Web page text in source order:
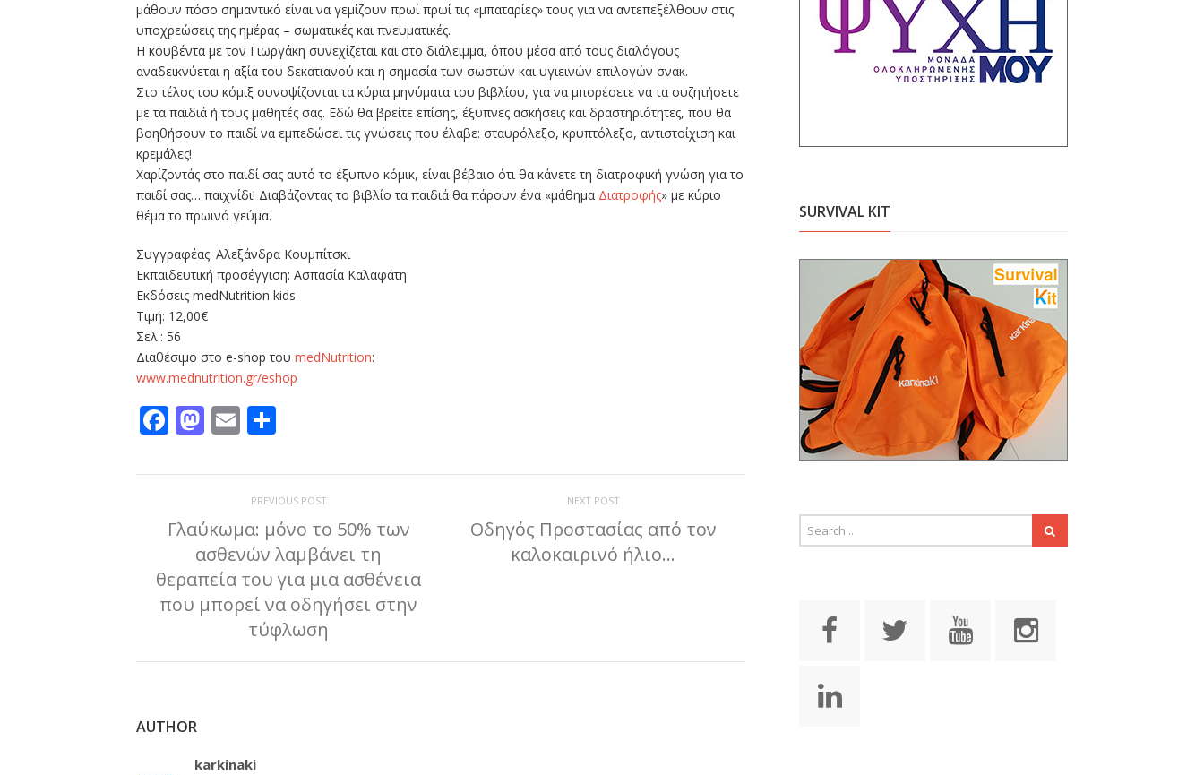
μάθουν πόσο σημαντικό είναι να γεμίζουν πρωί πρωί τις «μπαταρίες» τους για να αντεπεξέλθουν στις
υποχρεώσεις της ημέρας – σωματικές και πνευματικές.
Η κουβέντα με τον Γιωργάκη συνεχίζεται και στο διάλειμμα, όπου μέσα από τους διαλόγους
αναδεικνύεται η αξία του δεκατιανού και η σημασία των σωστών και υγιεινών επιλογών σνακ.
Στο τέλος του κόμιξ συνοψίζονται τα κύρια μηνύματα του βιβλίου, για να μπορέσετε να τα συζητήσετε
με τα παιδιά ή τους μαθητές σας. Εδώ θα βρείτε επίσης, έξυπνες ασκήσεις και δραστηριότητες, που θα
βοηθήσουν το παιδί να εμπεδώσει τις γνώσεις που έλαβε: σταυρόλεξο, κρυπτόλεξο, αντιστοίχιση και
κρεμάλες!
Χαρίζοντάς στο παιδί σας αυτό το έξυπνο κόμικ, είναι βέβαιο ότι θα κάνετε τη διατροφική γνώση για το
παιδί σας… παιχνίδι! Διαβάζοντας το βιβλίο τα παιδιά θα πάρουν ένα «μάθημα Διατροφής» με κύριο
θέμα το πρωινό γεύμα.
Συγγραφέας: Αλεξάνδρα Κουμπίτσκι
Εκπαιδευτική προσέγγιση: Ασπασία Καλαφάτη
Εκδόσεις medNutrition kids
Tιμή: 12,00€
Σελ.: 56
Διαθέσιμο στο e-shop του medNutrition:
www.mednutrition.gr/eshop
Facebook
Mastodon
Email
PREVIOUS POST
Γλαύκωμα: μόνο το 50% των
ασθενών λαμβάνει τη
θεραπεία του για μια ασθένεια
που μπορεί να οδηγήσει στην
τύφλωση
NEXT POST
Οδηγός Προστασίας από τον
καλοκαιρινό ήλιο…
AUTHOR
karkinaki
SURVIVAL KIT